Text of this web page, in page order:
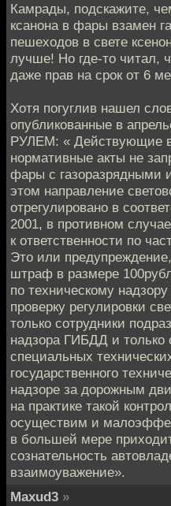
Камрады, подскажите,
ксанона в фары взамен
пешеходов в свете
лучше! Но где-то читал,
даже прав на срок от 6
Хотя погуглив нашел
опубликованные в
РУЛЕМ: « Действующие
нормативные акты не
фары с газоразрядными
этом направление
отрегулировано в
2001, в противном
к ответственности по
Это или
штраф в размере
по техническому
проверку регулировки
только сотрудники
надзора ГИБДД и только
специальных
государственного
надзоре за дорожным
на практике такой
осуществим и
в большей мере
сознательность
взаимоуважение».
Maxud3 »